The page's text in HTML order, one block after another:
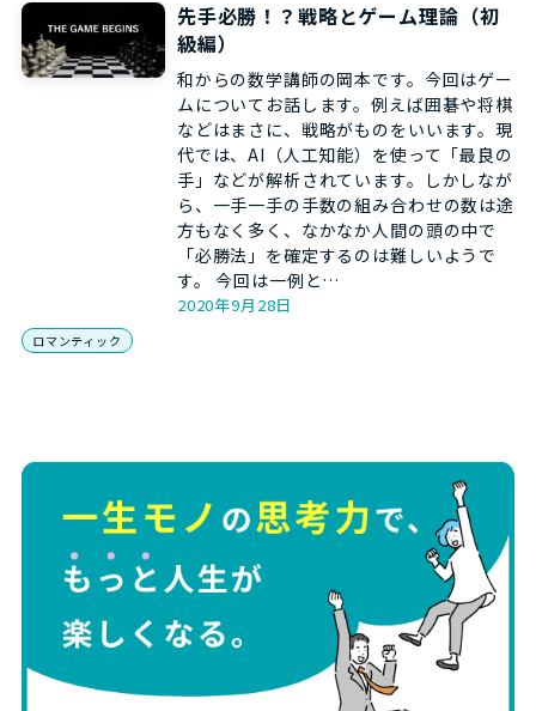
先手必勝！？戦略とゲーム理論（初
級編）
和からの数学講師の岡本です。今回はゲー
ムについてお話します。例えば囲碁や将棋
などはまさに、戦略がものをいいます。現
代では、AI（人工知能）を使って「最良の
手」などが解析されています。しかしなが
ら、一手一手の手数の組み合わせの数は途
方もなく多く、なかなか人間の頭の中で
「必勝法」を確定するのは難しいようで
す。 今回は一例と…
2020年9月28日
ロマンティック